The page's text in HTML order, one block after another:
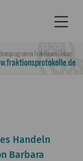
Handeln
Barbara